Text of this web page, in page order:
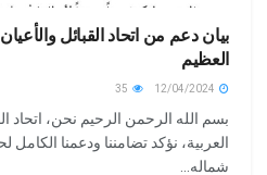
بيان دعم من اتحاد القبائل
العظيم
بسم الله الرحمن الرحيم نحن، اتحاد
العربية، نؤكد تضامننا ودعمنا
شماله...